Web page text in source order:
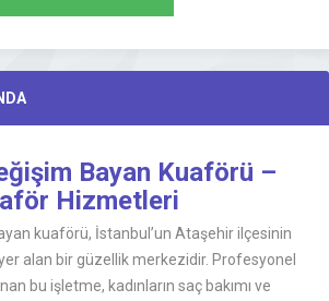
Bayan Kuaförü –
Hizmetleri
kuaförü, İstanbul’un Ataşehir ilçesinin
alan bir güzellik merkezidir. Profesyonel
bu işletme, kadınların saç bakımı ve